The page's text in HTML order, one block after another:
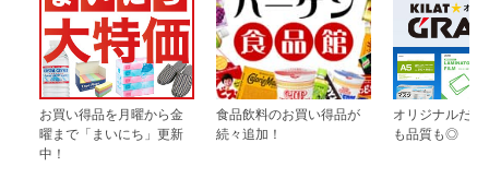
お買い得品を月曜から金
曜まで「まいにち」更新
中！
食品飲料のお買い得品が
続々追加！
オリジナルだか
も品質も◎